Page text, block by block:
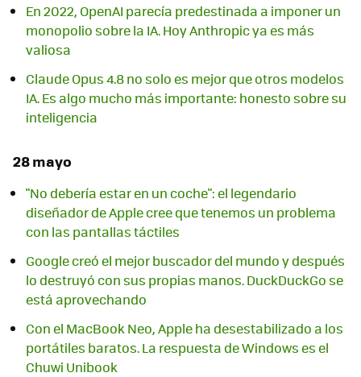
En 2022, OpenAI parecía predestinada a imponer un
monopolio sobre la IA. Hoy Anthropic ya es más
valiosa
Claude Opus 4.8 no solo es mejor que otros modelos
IA. Es algo mucho más importante: honesto sobre su
inteligencia
28 mayo
"No debería estar en un coche": el legendario
diseñador de Apple cree que tenemos un problema
con las pantallas táctiles
Google creó el mejor buscador del mundo y después
lo destruyó con sus propias manos. DuckDuckGo se
está aprovechando
Con el MacBook Neo, Apple ha desestabilizado a los
portátiles baratos. La respuesta de Windows es el
Chuwi Unibook